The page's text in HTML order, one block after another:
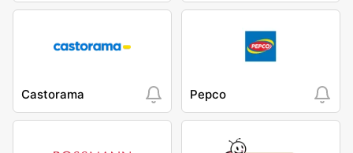
Castorama Pepco